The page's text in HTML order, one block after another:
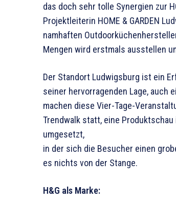
das doch sehr tolle Synergien zur
Projektleiterin HOME & GARDEN
namhaften
Mengen wird erstmals ausstellen
Der Standort Ludwigsburg ist ein
seiner hervorragenden Lage, auch
machen diese Vier-Tage-
Trendwalk statt, eine
umgesetzt,
in der sich die Besucher einen
es nichts von der Stange.
H&G als Marke: